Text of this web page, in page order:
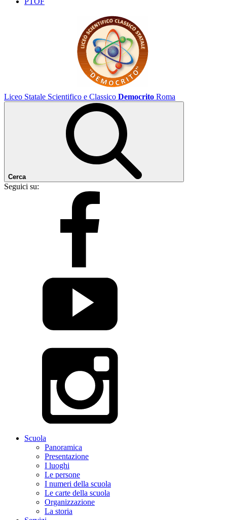
Liceo Statale Scientifico e Classico Democrito Roma
Cerca
Seguici su:
Scuola
Panoramica
Presentazione
I luoghi
Le persone
I numeri della scuola
Le carte della scuola
Organizzazione
La storia